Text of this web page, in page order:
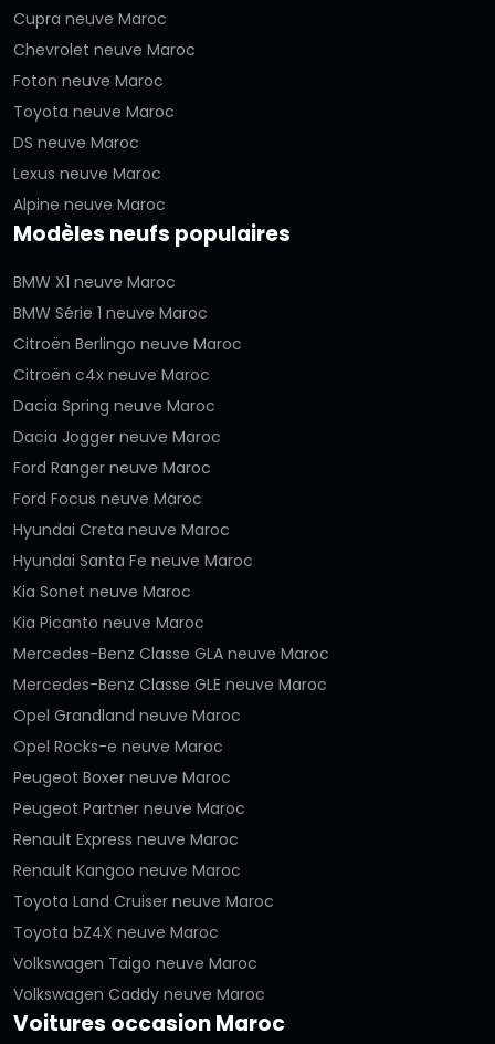
Cupra neuve Maroc
Chevrolet neuve Maroc
Foton neuve Maroc
Toyota neuve Maroc
DS neuve Maroc
Lexus neuve Maroc
Alpine neuve Maroc
Modèles neufs populaires
BMW X1 neuve Maroc
BMW Série 1 neuve Maroc
Citroën Berlingo neuve Maroc
Citroën c4x neuve Maroc
Dacia Spring neuve Maroc
Dacia Jogger neuve Maroc
Ford Ranger neuve Maroc
Ford Focus neuve Maroc
Hyundai Creta neuve Maroc
Hyundai Santa Fe neuve Maroc
Kia Sonet neuve Maroc
Kia Picanto neuve Maroc
Mercedes-Benz Classe GLA neuve Maroc
Mercedes-Benz Classe GLE neuve Maroc
Opel Grandland neuve Maroc
Opel Rocks-e neuve Maroc
Peugeot Boxer neuve Maroc
Peugeot Partner neuve Maroc
Renault Express neuve Maroc
Renault Kangoo neuve Maroc
Toyota Land Cruiser neuve Maroc
Toyota bZ4X neuve Maroc
Volkswagen Taigo neuve Maroc
Volkswagen Caddy neuve Maroc
Voitures occasion Maroc